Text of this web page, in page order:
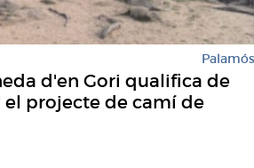
Palamós
d'en Gori qualifica de
el projecte de camí de